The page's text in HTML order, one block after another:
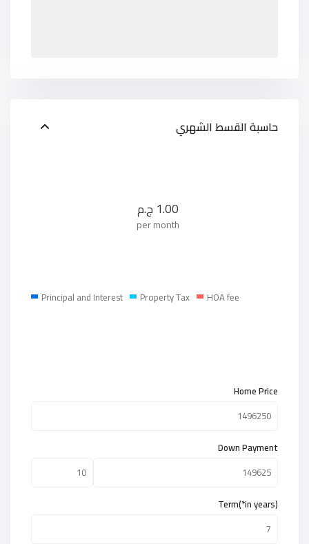
حاسبة القسط الشهري
1.00 ج.م
per month
Principal and Interest Property Tax HOA fee
Home Price
Down Payment
Term(*in years)